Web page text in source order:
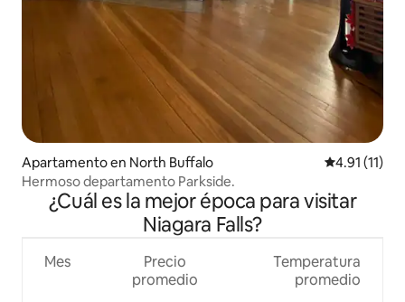
Apartamento en North Buffalo Calificación
4.91 (11)
Hermoso departamento Parkside.
¿Cuál es la mejor época para visitar
Niagara Falls?
Mes
Precio
promedio
Temperatura
promedio